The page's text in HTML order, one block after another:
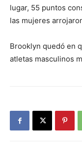
lugar, 55 puntos
las mujeres
Brooklyn quedó en
atletas masculinos